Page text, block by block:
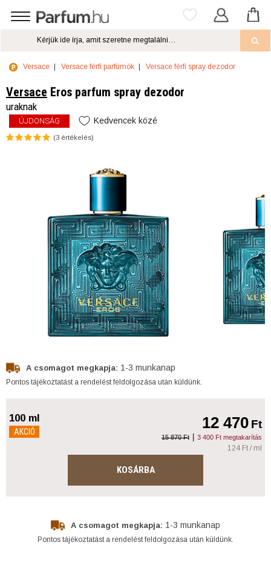
Versace Versace férfi parfümök Versace férfi spray dezodor
Versace Eros parfum spray dezodor
uraknak
ÚJDONSÁG Kedvencek közé
(3 értékelés)
A csomagot megkapja: 1-3 munkanap
Pontos tájékoztatást a rendelést feldolgozása után küldünk.
100 ml
AKCIÓ
15 870 Ft | 3 400 Ft megtakarítás
12 470Ft
124 Ft / ml
KOSÁRBA
A csomagot megkapja: 1-3 munkanap
Pontos tájékoztatást a rendelést feldolgozása után küldünk.